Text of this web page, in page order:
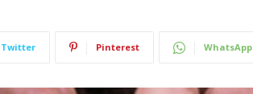
Twitter Pinterest WhatsApp